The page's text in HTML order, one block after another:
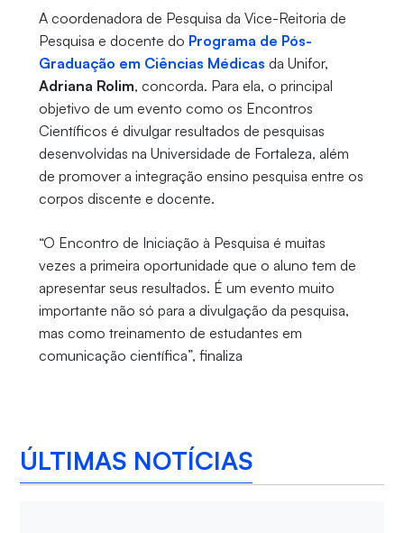
A coordenadora de Pesquisa da Vice-Reitoria de
Pesquisa e docente do Programa de Pós-
Graduação em Ciências Médicas da Unifor,
Adriana Rolim, concorda. Para ela, o principal
objetivo de um evento como os Encontros
Científicos é divulgar resultados de pesquisas
desenvolvidas na Universidade de Fortaleza, além
de promover a integração ensino pesquisa entre os
corpos discente e docente.
“O Encontro de Iniciação à Pesquisa é muitas
vezes a primeira oportunidade que o aluno tem de
apresentar seus resultados. É um evento muito
importante não só para a divulgação da pesquisa,
mas como treinamento de estudantes em
comunicação científica”, finaliza
ÚLTIMAS NOTÍCIAS